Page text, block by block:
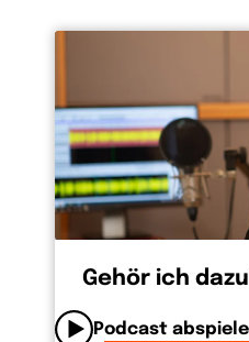
Gehör ich
Podcast